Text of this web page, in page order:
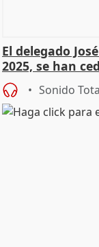
El delegado
2025, se han
Sonido